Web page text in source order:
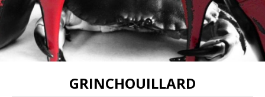
GRINCHOUILLARD